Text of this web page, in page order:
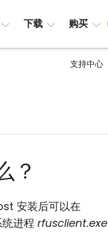
下载 购买
支持中心
？
安装后可以在
进程 rfusclient.exe